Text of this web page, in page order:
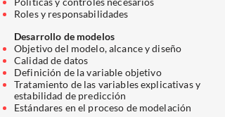
Roles y responsabilidades
Desarrollo de modelos
Objetivo del modelo, alcance y diseño
Calidad de datos
Definición de la variable objetivo
Tratamiento de las variables explicativas y
estabilidad de predicción
Estándares en el proceso de modelación